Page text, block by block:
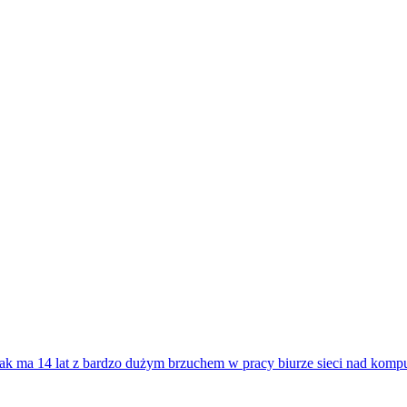
ma 14 lat z bardzo dużym brzuchem w pracy biurze sieci nad